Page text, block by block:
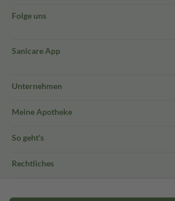
Folge uns
Sanicare App
Unternehmen
Meine Apotheke
So geht's
Rechtliches